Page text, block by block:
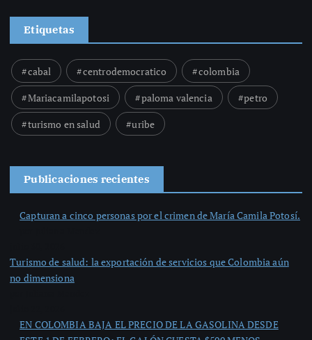
Etiquetas
cabal centrodemocratico
colombia
Mariacamilapotosi
paloma valencia
petro
turismo en salud
uribe
Publicaciones recientes
Capturan a cinco personas por el crimen de María Camila Potosí.
Turismo de salud: la exportación de servicios que Colombia aún
no dimensiona
EN COLOMBIA BAJA EL PRECIO DE LA GASOLINA DESDE